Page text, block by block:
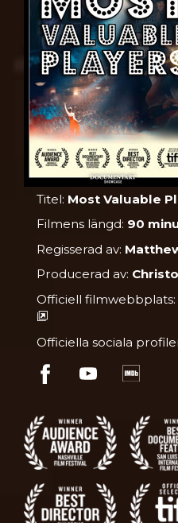
Titel: Most Valuable
Filmens längd: 90
Regisserad av:
Producerad av:
Officiell filmwebbplats:
Officiella sociala